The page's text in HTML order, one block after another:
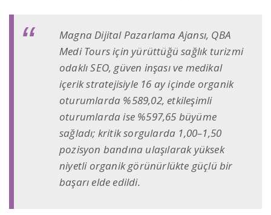
Magna Dijital Pazarlama Ajansı, QBA
Medi Tours için yürüttüğü sağlık turizmi
odaklı SEO, güven inşası ve medikal
içerik stratejisiyle 16 ay içinde organik
oturumlarda %589,02, etkileşimli
oturumlarda ise %597,65 büyüme
sağladı; kritik sorgularda 1,00–1,50
pozisyon bandına ulaşılarak yüksek
niyetli organik görünürlükte güçlü bir
başarı elde edildi.